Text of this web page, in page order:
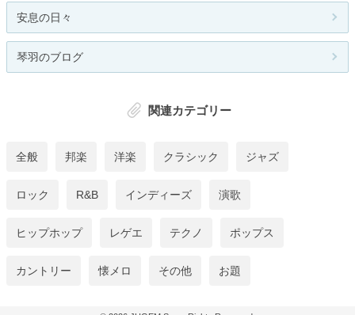
安息の日々
琴羽のブログ
関連カテゴリー
全般 邦楽 洋楽 クラシック ジャズ
ロック R&B インディーズ 演歌
ヒップホップ レゲエ テクノ ポップス
カントリー 懐メロ その他 お題